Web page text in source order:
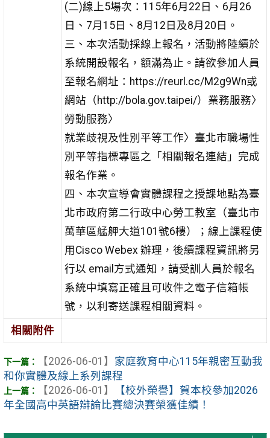
(二)線上5場次：115年6月22日、6月26
日、7月15日、8月12日及8月20日。
三、本次活動採線上報名，活動將陸續於
系統開設報名，額滿為止。請欲參加人員
至報名網址：https://reurl.cc/M2g9Wn或
網站（http://bola.gov.taipei/）業務服務〉
勞動服務〉
就業歧視及性別平等工作〉臺北市職場性
別平等指標專區之「相關報名連結」完成
報名作業。
四、本次宣導會實體課程之授課地點為臺
北市政府第二行政中心勞工教室（臺北市
萬華區艋舺大道101號6樓）；線上課程使
用Cisco Webex 辦理，後續課程資訊將另
行以 email方式通知，請受訓人員於報名
系統中填寫正確且可收件之電子信箱帳
號，以利寄送課程相關資料。
相關附件
【2026-06-01】 家庭教育中心115年親密互動我
和你實體及線上系列課程
【2026-06-01】
【校外榮譽】賀本校參加2026
年全國高中英語辯論比賽總決賽榮獲佳績！